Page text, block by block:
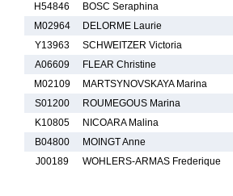
H54846
BOSC Seraphina
M02964
DELORME Laurie
Y13963
SCHWEITZER Victoria
A06609
FLEAR Christine
M02109
MARTSYNOVSKAYA Marina
S01200
ROUMEGOUS Marina
K10805
NICOARA Malina
B04800
MOINGT Anne
J00189
WOHLERS-ARMAS Frederique